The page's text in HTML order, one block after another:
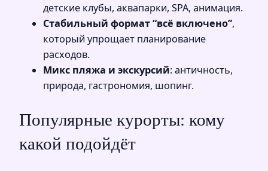
детские клубы, аквапарки, SPA, анимация.
Стабильный формат “всё включено”,
который упрощает планирование
расходов.
Микс пляжа и экскурсий: античность,
природа, гастрономия, шопинг.
Популярные курорты: кому
какой подойдёт